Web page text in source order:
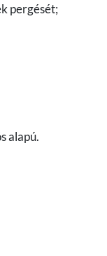
pergését;
alapú.